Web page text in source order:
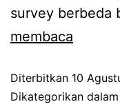
survey berbeda
membaca
Diterbitkan 10
Dikategorikan dalam